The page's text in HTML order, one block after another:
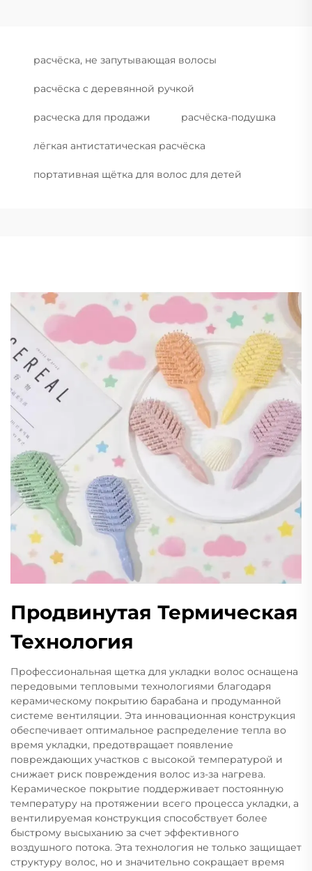
расчёска, не запутывающая волосы
расчёска с деревянной ручкой
расческа для продажи расчёска-подушка
лёгкая антистатическая расчёска
портативная щётка для волос для детей
Продвинутая Термическая
Технология
Профессиональная щетка для укладки волос оснащена
передовыми тепловыми технологиями благодаря
керамическому покрытию барабана и продуманной
системе вентиляции. Эта инновационная конструкция
обеспечивает оптимальное распределение тепла во
время укладки, предотвращает появление
повреждающих участков с высокой температурой и
снижает риск повреждения волос из-за нагрева.
Керамическое покрытие поддерживает постоянную
температуру на протяжении всего процесса укладки, а
вентилируемая конструкция способствует более
быстрому высыханию за счет эффективного
воздушного потока. Эта технология не только защищает
структуру волос, но и значительно сокращает время